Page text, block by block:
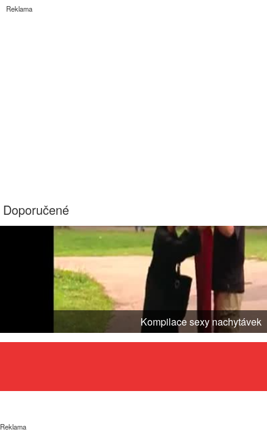
Reklama
Doporučené
Kompilace sexy nachytávek
Reklama